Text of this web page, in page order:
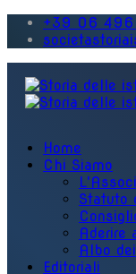
+39 06
Home
Chi Siamo
Statuto
Aderire
Albo
Editoriali